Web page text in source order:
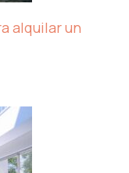
alquilar un